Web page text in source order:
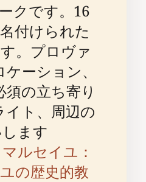
クです。16
付けられた
。プロヴァ
ーション、
の立ち寄り
ト、周辺の
ます
ルセイユ：
の歴史的教